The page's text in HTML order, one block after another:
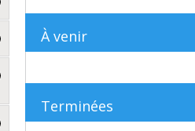
À venir
Terminées